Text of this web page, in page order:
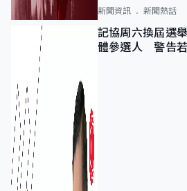
新聞資訊 新聞熱話
記協周六換屆選
體參選人 警告若